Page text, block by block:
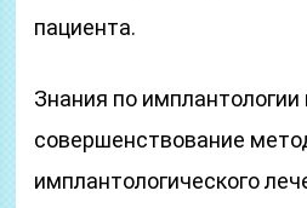
пациента.
Знания по имплантологии
совершенствование
имплантологического